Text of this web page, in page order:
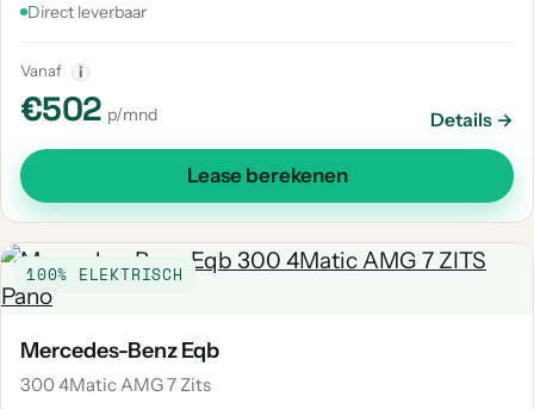
Direct leverbaar
Vanaf i
€502 p/mnd Details →
Lease berekenen
100% ELEKTRISCH
Mercedes-Benz Eqb
300 4Matic AMG 7 Zits